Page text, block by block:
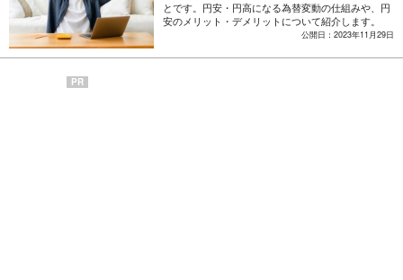
とです。円安・円高になる為替変動の仕組みや、円
安のメリット・デメリットについて紹介します。
公開日：2023年11月29日
PR